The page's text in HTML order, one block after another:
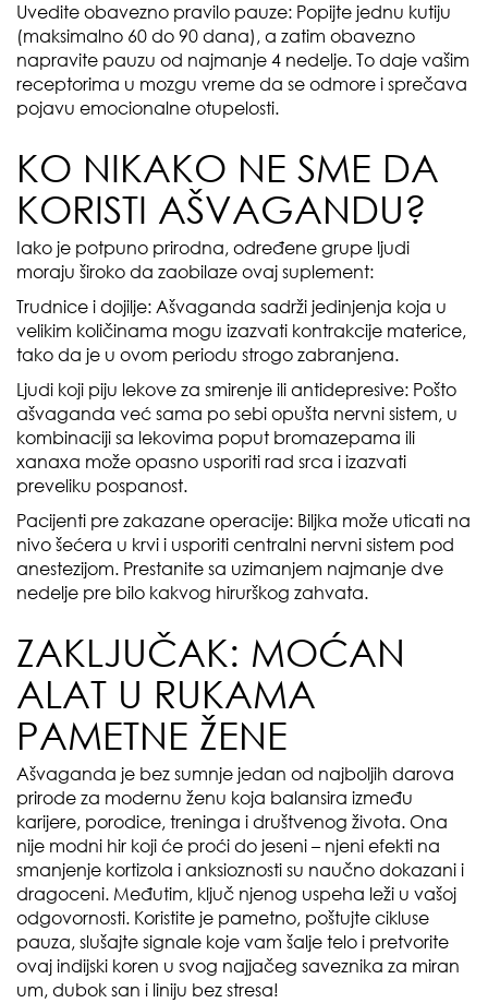
Uvedite obavezno pravilo pauze: Popijte jednu kutiju
(maksimalno 60 do 90 dana), a zatim obavezno
napravite pauzu od najmanje 4 nedelje. To daje vašim
receptorima u mozgu vreme da se odmore i sprečava
pojavu emocionalne otupelosti.
KO NIKAKO NE SME DA
KORISTI AŠVAGANDU?
Iako je potpuno prirodna, određene grupe ljudi
moraju široko da zaobilaze ovaj suplement:
Trudnice i dojilje: Ašvaganda sadrži jedinjenja koja u
velikim količinama mogu izazvati kontrakcije materice,
tako da je u ovom periodu strogo zabranjena.
Ljudi koji piju lekove za smirenje ili antidepresive: Pošto
ašvaganda već sama po sebi opušta nervni sistem, u
kombinaciji sa lekovima poput bromazepama ili
xanaxa može opasno usporiti rad srca i izazvati
preveliku pospanost.
Pacijenti pre zakazane operacije: Biljka može uticati na
nivo šećera u krvi i usporiti centralni nervni sistem pod
anestezijom. Prestanite sa uzimanjem najmanje dve
nedelje pre bilo kakvog hirurškog zahvata.
ZAKLJUČAK: MOĆAN
ALAT U RUKAMA
PAMETNE ŽENE
Ašvaganda je bez sumnje jedan od najboljih darova
prirode za modernu ženu koja balansira između
karijere, porodice, treninga i društvenog života. Ona
nije modni hir koji će proći do jeseni – njeni efekti na
smanjenje kortizola i anksioznosti su naučno dokazani i
dragoceni. Međutim, ključ njenog uspeha leži u vašoj
odgovornosti. Koristite je pametno, poštujte cikluse
pauza, slušajte signale koje vam šalje telo i pretvorite
ovaj indijski koren u svog najjačeg saveznika za miran
um, dubok san i liniju bez stresa!